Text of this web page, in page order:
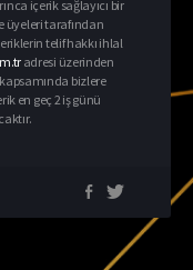
içerik sağlayıcı bir
üyeleri tarafından
telif hakkı ihlal
adresi üzerinden
bizlere
en geç 2 iş günü